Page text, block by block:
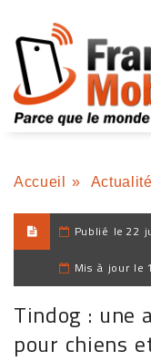
Accueil »
Publié le 22
Mis à jour le
Tindog : une
pour chiens